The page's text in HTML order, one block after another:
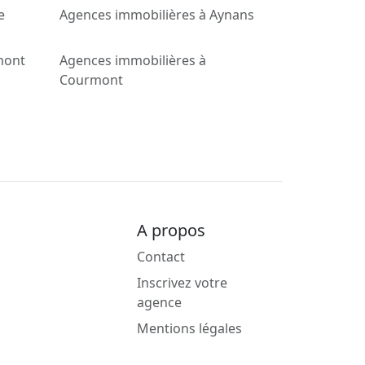
Agences immobilières à Aynans
Agences immobilières à
Courmont
A propos
Contact
Inscrivez votre
agence
Mentions légales